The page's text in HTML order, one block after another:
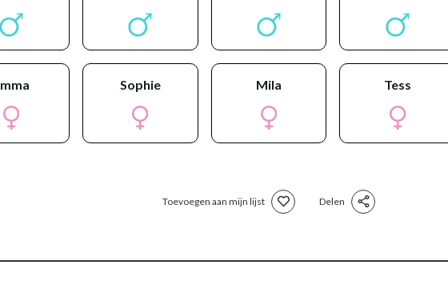
emma sophie mila tess
Toevoegen aan mijn lijst Delen